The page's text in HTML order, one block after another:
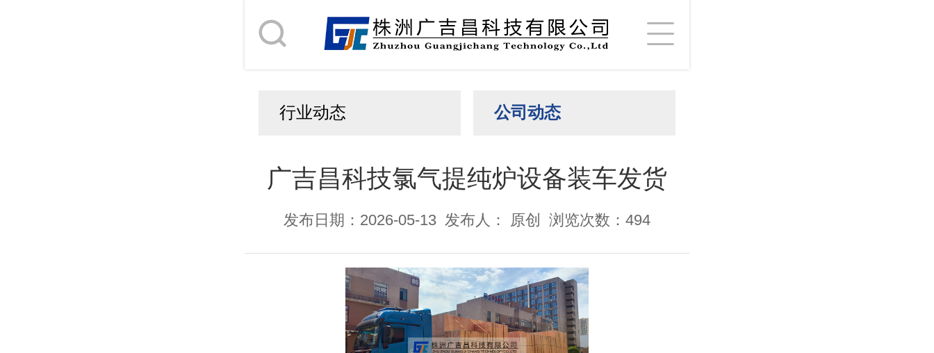
行业动态 公司动态
广吉昌科技氯气提纯炉设备装车发货
发布日期：2026-05-13 发布人： 原创 浏览次数：494